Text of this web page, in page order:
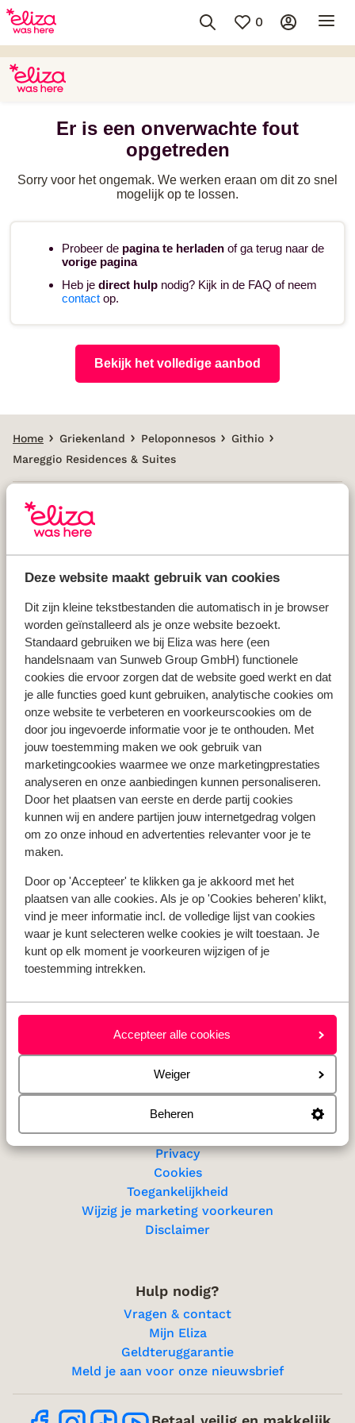
Deze website maakt gebruik van cookies
Dit zijn kleine tekstbestanden die automatisch in je browser
worden geïnstalleerd als je onze website bezoekt.
Standaard gebruiken we bij Eliza was here (een
handelsnaam van Sunweb Group GmbH) functionele
cookies die ervoor zorgen dat de website goed werkt en dat
je alle functies goed kunt gebruiken, analytische cookies om
onze website te verbeteren en voorkeurscookies om de
door jou ingevoerde informatie voor je te onthouden. Met
jouw toestemming maken we ook gebruik van
marketingcookies waarmee we onze marketingprestaties
analyseren en onze aanbiedingen kunnen personaliseren.
Door het plaatsen van eerste en derde partij cookies
kunnen wij en andere partijen jouw internetgedrag volgen
om zo onze inhoud en advertenties relevanter voor je te
maken.
Door op 'Accepteer' te klikken ga je akkoord met het
plaatsen van alle cookies. Als je op 'Cookies beheren’ klikt,
vind je meer informatie incl. de volledige lijst van cookies
waar je kunt selecteren welke cookies je wilt toestaan. Je
kunt op elk moment je voorkeuren wijzigen of je
toestemming intrekken.
Accepteer alle cookies
Weiger
Beheren
0
Er is een onverwachte fout
opgetreden
Sorry voor het ongemak. We werken eraan om dit zo snel
mogelijk op te lossen.
Probeer de pagina te herladen of ga terug naar de
vorige pagina
Heb je direct hulp nodig? Kijk in de FAQ of neem
contact op.
Bekijk het volledige aanbod
Home Griekenland Peloponnesos
Githio
Mareggio Residences & Suites
Vakantie Griekenland
Vakantie Spanje
Vakantie Italië
Vakantie Portugal
Populaire regio's
Vakantie Kreta
Vakantie Zakynthos
Vakantie Andalusië
Vakantie Algarve
Type vakantie
Zomervakantie
Herfstvakantie
Verantwoord op vakantie
Vacatures
Sitemap
Privacy & cookies
Privacy
Cookies
Toegankelijkheid
Wijzig je marketing voorkeuren
Disclaimer
Hulp nodig?
Vragen & contact
Mijn Eliza
Geldteruggarantie
Meld je aan voor onze nieuwsbrief